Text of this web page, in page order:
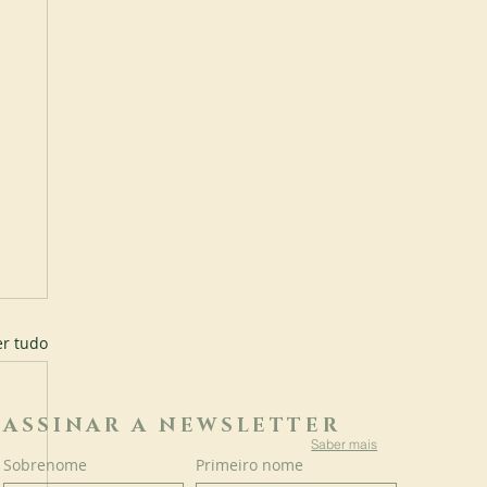
tudo
ASSINAR A NEWSLETTER
Saber mais
Sobrenome Primeiro nome